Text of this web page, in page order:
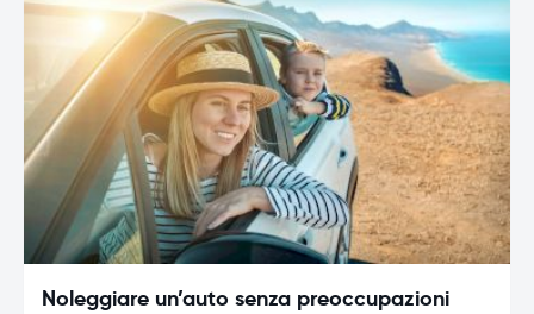
Noleggiare un’auto senza preoccupazioni